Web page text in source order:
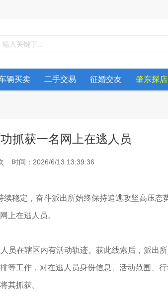
辆买卖 二手交易 征婚交友 肇东探店
抓获一名网上在逃人员
时间：2026/6/13 13:39:36
稳定，奋斗派出所始终保持追逃攻坚高压态
上在逃人员。
在辖区内有活动轨迹。获此线索后，派出
等工作，对在逃人员身份信息、活动范围、
其抓获。